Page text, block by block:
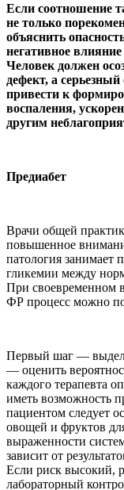
Если соотношение
не только
объяснить
негативное
Человек должен
дефект, а
привести к
воспаления,
другим
Предиабет
Врачи общей
повышенное
патология занимает
гликемии между
При своевременном
ФР процесс можно
Первый шаг —
— оценить
каждого терапевта
иметь возможность
пациентом следует
овощей и фруктов
выраженности
зависит от
Если риск высокий,
лабораторный